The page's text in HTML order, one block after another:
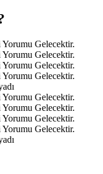
Gelecektir.
Gelecektir.
Gelecektir.
Gelecektir.
Gelecektir.
Gelecektir.
Gelecektir.
Gelecektir.